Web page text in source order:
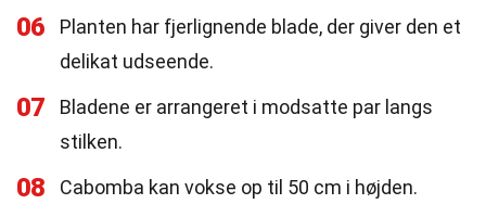
06
Planten har fjerlignende blade, der giver den et
delikat udseende.
07
Bladene er arrangeret i modsatte par langs
stilken.
08 Cabomba kan vokse op til 50 cm i højden.